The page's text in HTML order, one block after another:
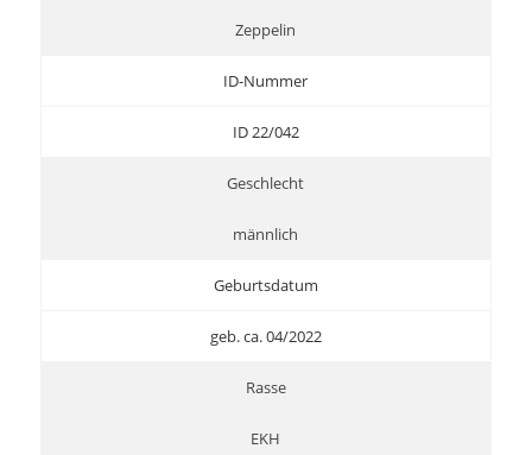
Zeppelin
ID-Nummer
ID 22/042
Geschlecht
männlich
Geburtsdatum
geb. ca. 04/2022
Rasse
EKH